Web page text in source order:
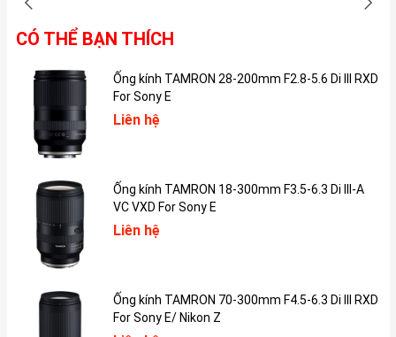
iPhone 12 còn được trang bị mặt kính Ceramic Shield cực bóng
bẩy, nhìn vào là mê mẩn.
7.4 mm với cân nặng 164g. Nói tóm lại máy khá mỏng nhẹ phù
hợp với mọi loại tay, cả nam và nữ đều thích hợp.
Màn hình
CÓ THỂ BẠN THÍCH
Ống kính TAMRON 28-200mm F2.8-5.6 Di III RXD
For Sony E
Liên hệ
Ống kính TAMRON 18-300mm F3.5-6.3 Di III-A
VC VXD For Sony E
Liên hệ
Ống kính TAMRON 70-300mm F4.5-6.3 Di III RXD
For Sony E/ Nikon Z